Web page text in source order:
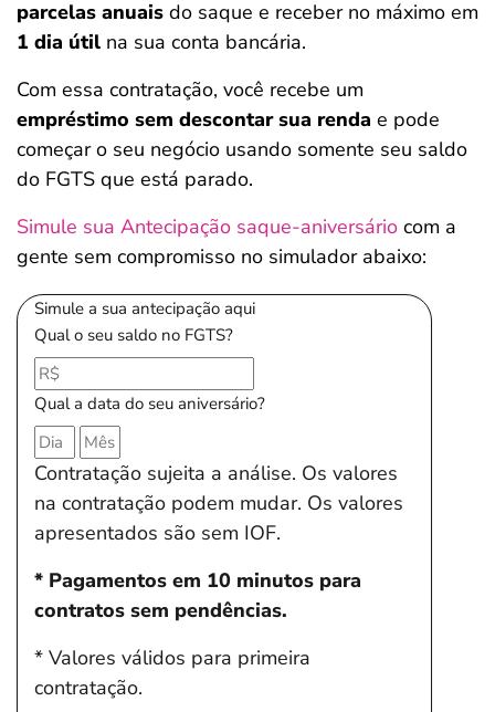
parcelas anuais do saque e receber no máximo em
1 dia útil na sua conta bancária.
Com essa contratação, você recebe um
empréstimo sem descontar sua renda e pode
começar o seu negócio usando somente seu saldo
do FGTS que está parado.
Simule sua Antecipação saque-aniversário com a
gente sem compromisso no simulador abaixo:
Simule a sua antecipação aqui
Qual o seu saldo no FGTS?
Qual a data do seu aniversário?
Contratação sujeita a análise. Os valores
na contratação podem mudar. Os valores
apresentados são sem IOF.
* Pagamentos em 10 minutos para
contratos sem pendências.
* Valores válidos para primeira
contratação.